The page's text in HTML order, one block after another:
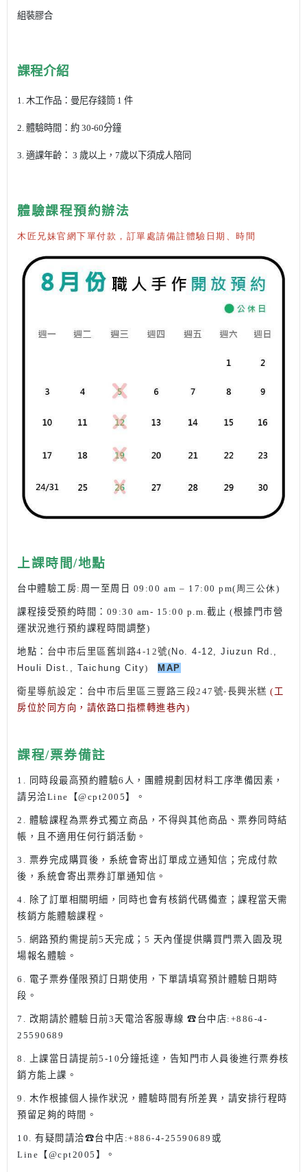
組裝膠合
課程介紹
1. 木工作品：曼尼存錢筒 1 件
2. 體驗時間：約 30-60分鐘
3. 適課年齡： 3 歲以上，7歲以下須成人陪同
體驗課程預約辦法
木匠兄妹官網下單付款，訂單處請備註體驗日期、時間
上課時間/地點
台中體驗工房: 周一至周日 09 :00 am – 17:00 pm(周三公休)
課程接受預約時間 ： 09:30 am- 15:00 p.m.截止 (根據門市營
運狀況進行預約課程時間調整)
地點 ： 台中市后里區舊圳路4-12號( No. 4-12, Jiuzun Rd.,
Houli Dist., Taichung City) MAP
衛星導航設定 ： 台中市后里區三豐路三段247號-長興米糕 (工
房位於同方向，請依路口指標轉進巷內)
課程/票券備註
1. 同時段最高預約體驗6人，團體規劃因材料工序準備因素，
請另洽Line【@cpt2005】。
2. 體驗課程為票券式獨立商品，不得與其他商品、票券同時結
帳，且不適用任何行銷活動。
3. 票券完成購買後，系統會寄出訂單成立通知信；完成付款
後，系統會寄出票券訂單通知信。
4. 除了訂單相關明細，同時也會有核銷代碼備查；課程當天需
核銷方能體驗課程。
5. 網路預約需提前5天完成；5 天內僅提供購買門票入園及現
場報名體驗。
6. 電子票券僅限預訂日期使用，下單請填寫預計體驗日期時
段。
7. 改期請於體驗日前3天電洽客服專線 ☎台中店:+886-4-
25590689
8. 上課當日請提前5-10分鐘抵達，告知門市人員後進行票券核
銷方能上課。
9. 木作根據個人操作狀況，體驗時間有所差異，請安排行程時
預留足夠的時間。
10. 有疑問請洽☎台中店:+886-4-25590689或
Line【@cpt2005】。